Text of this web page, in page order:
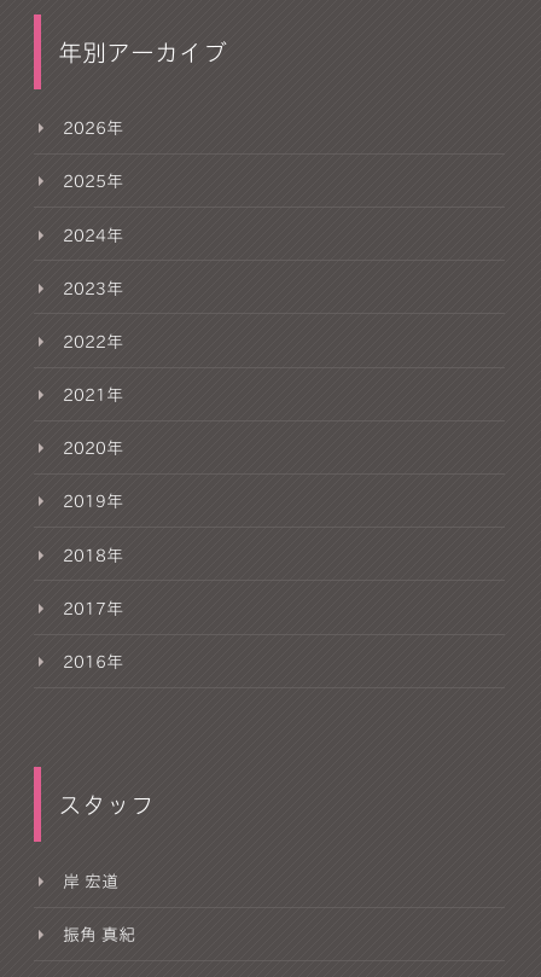
年別アーカイブ
2026年
2025年
2024年
2023年
2022年
2021年
2020年
2019年
2018年
2017年
2016年
スタッフ
岸 宏道
振角 真紀